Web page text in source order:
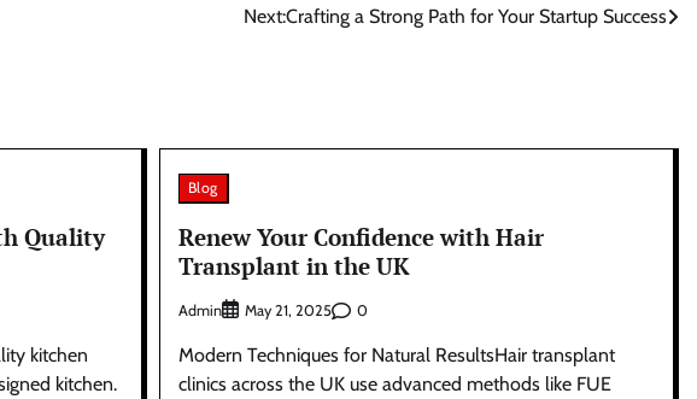
Next:Crafting a Strong Path for Your Startup Success
Quality
kitchen
kitchen.
Blog
Renew Your Confidence with Hair
Transplant in the UK
Admin May 21, 2025 0
Modern Techniques for Natural ResultsHair transplant
clinics across the UK use advanced methods like FUE